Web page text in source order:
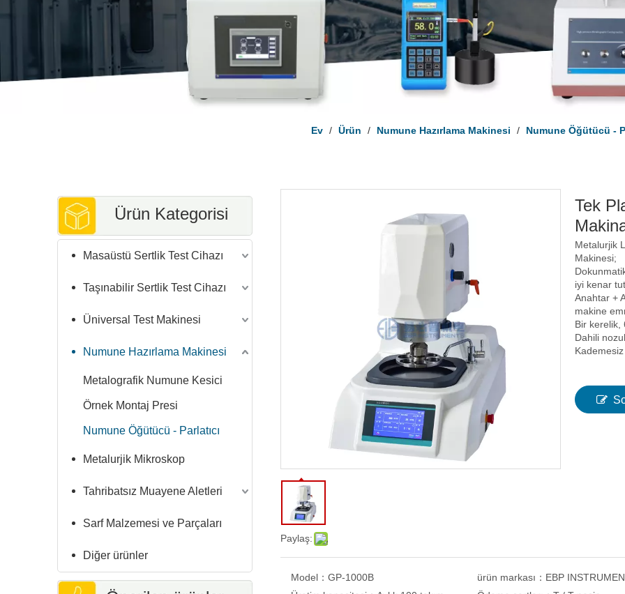
Ev / Ürün / Numune Hazırlama Makinesi / Numune Öğütücü -
Ürün Kategorisi
Masaüstü Sertlik Test Cihazı
Taşınabilir Sertlik Test Cihazı
Üniversal Test Makinesi
Numune Hazırlama Makinesi
Metalografik Numune Kesici
Örnek Montaj Presi
Numune Öğütücü - Parlatıcı
Metalurjik Mikroskop
Tahribatsız Muayene Aletleri
Sarf Malzemesi ve Parçaları
Diğer ürünler
Paylaş:
Tek
Metalurjik
Makinesi;
iyi kenar
Anahtar +
makine
Bir kerelik,
Dahili
Kademesiz
Model： GP-1000B ürün markası： EBP